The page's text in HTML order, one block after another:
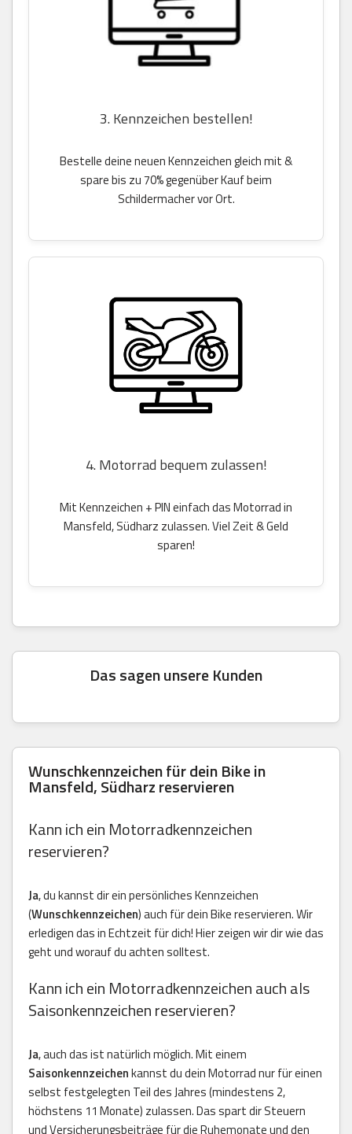
3. Kennzeichen bestellen!
Bestelle deine neuen Kennzeichen gleich mit &
spare bis zu 70% gegenüber Kauf beim
Schildermacher vor Ort.
4. Motorrad bequem zulassen!
Mit Kennzeichen + PIN einfach das Motorrad in
Mansfeld, Südharz zulassen. Viel Zeit & Geld
sparen!
Das sagen unsere Kunden
Wunschkennzeichen für dein Bike in
Mansfeld, Südharz reservieren
Kann ich ein Motorradkennzeichen
reservieren?
Ja, du kannst dir ein persönliches Kennzeichen
(Wunschkennzeichen) auch für dein Bike reservieren. Wir
erledigen das in Echtzeit für dich! Hier zeigen wir dir wie das
geht und worauf du achten solltest.
Kann ich ein Motorradkennzeichen auch als
Saisonkennzeichen reservieren?
Ja, auch das ist natürlich möglich. Mit einem
Saisonkennzeichenkannst du dein Motorrad nur für einen
selbst festgelegten Teil des Jahres (mindestens 2,
höchstens 11 Monate) zulassen. Das spart dir Steuern
und Versicherungsbeiträge für die Ruhemonate und den